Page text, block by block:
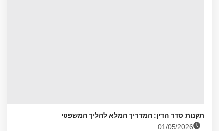
תקנות סדר הדין: המדריך המלא להליך המשפטי
01/05/2026